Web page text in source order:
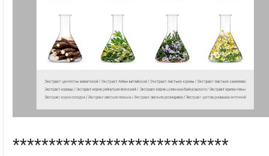
******************************